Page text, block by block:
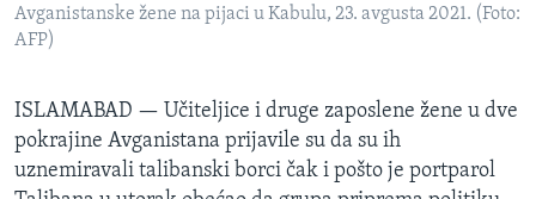
Avganistanske žene na pijaci u Kabulu, 23. avgusta 2021. (Foto:
AFP)
ISLAMABAD — Učiteljice i druge zaposlene žene u dve
pokrajine Avganistana prijavile su da su ih
uznemiravali talibanski borci čak i pošto je portparol